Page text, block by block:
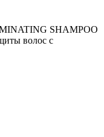
SHAMPOO
волос с